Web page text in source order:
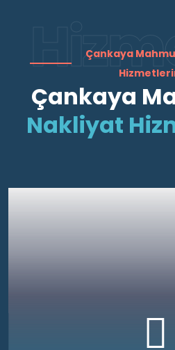
Çankaya
Çankaya
Nakliyat